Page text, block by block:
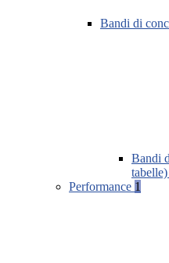
Bandi di
Bandi
tabelle)
Performance 1